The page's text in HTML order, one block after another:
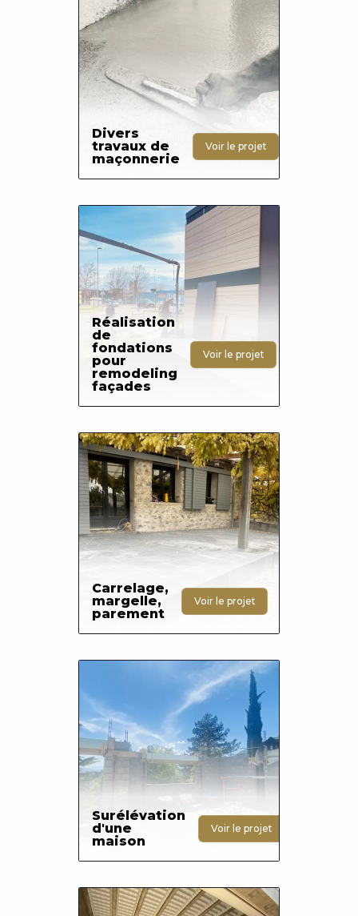
Divers
travaux de
maçonnerie
Voir le projet
Photo
Réalisation
de
fondations
pour
remodeling
façades
Voir le projet
Photo
Carrelage,
margelle,
parement
Voir le projet
Surélévation
d'une
maison
Voir le projet
Photo